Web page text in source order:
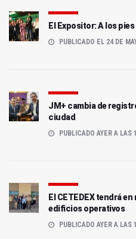
El Expositor: A los
PUBLICADO EL 24 DE
JM+ cambia de
ciudad
PUBLICADO AYER A LAS
El CETEDEX tendrá
edificios operativos
PUBLICADO AYER A LAS